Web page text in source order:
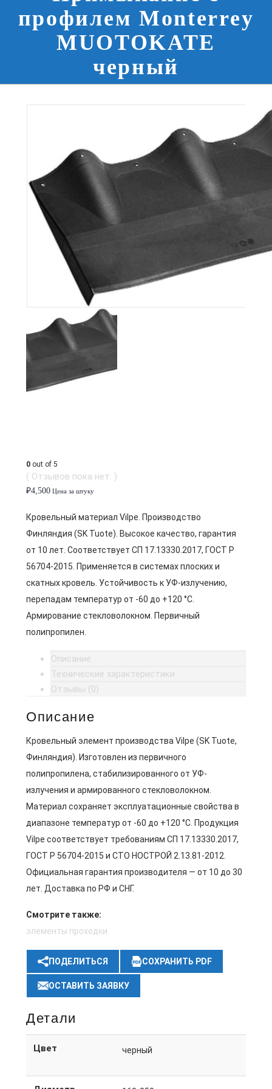
профилем Monterrey
MUOTOKATE
черный
0 out of 5
( Отзывов пока нет. )
₽4,500 Цена за штуку
Кровельный материал Vilpe. Производство
Финляндия (SK Tuote). Высокое качество, гарантия
от 10 лет. Соответствует СП 17.13330.2017, ГОСТ Р
56704-2015. Применяется в системах плоских и
скатных кровель. Устойчивость к УФ-излучению,
перепадам температур от -60 до +120 °C.
Армирование стекловолокном. Первичный
полипропилен.
Описание
Технические характеристики
Отзывы (0)
Описание
Кровельный элемент производства Vilpe (SK Tuote,
Финляндия). Изготовлен из первичного
полипропилена, стабилизированного от УФ-
излучения и армированного стекловолокном.
Материал сохраняет эксплуатационные свойства в
диапазоне температур от -60 до +120 °C. Продукция
Vilpe соответствует требованиям СП 17.13330.2017,
ГОСТ Р 56704-2015 и СТО НОСТРОЙ 2.13.81-2012.
Официальная гарантия производителя — от 10 до 30
лет. Доставка по РФ и СНГ.
Смотрите также:
элементы проходки
ПОДЕЛИТЬСЯ СОХРАНИТЬ PDF
ОСТАВИТЬ ЗАЯВКУ
Детали
Цвет черный